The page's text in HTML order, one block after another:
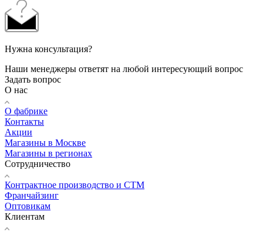
Нужна консультация?
Наши менеджеры ответят на любой интересующий вопрос
Задать вопрос
О нас
О фабрике
Контакты
Акции
Магазины в Москве
Магазины в регионах
Сотрудничество
Контрактное производство и СТМ
Франчайзинг
Оптовикам
Клиентам